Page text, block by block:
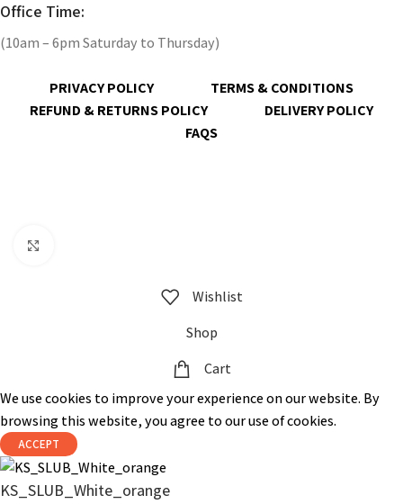
Office Time:
(10am – 6pm Saturday to Thursday)
PRIVACY POLICY
TERMS & CONDITIONS
REFUND & RETURNS POLICY
DELIVERY POLICY
FAQS
Wishlist
Shop
Cart
We use cookies to improve your experience on our website. By
browsing this website, you agree to our use of cookies.
ACCEPT
KS_SLUB_White_orange